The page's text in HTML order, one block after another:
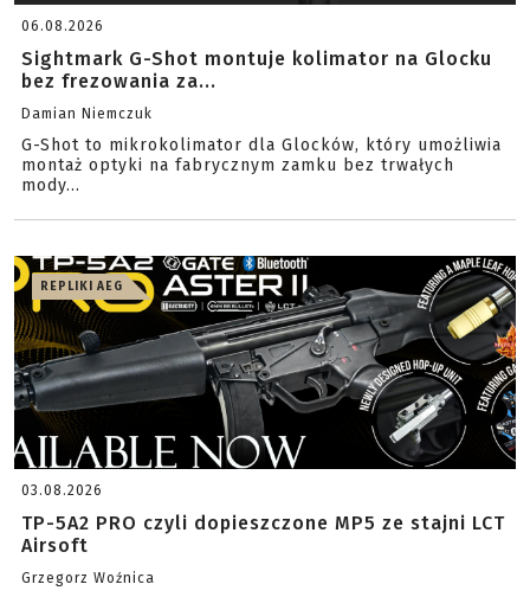
06.08.2026
Sightmark G-Shot montuje kolimator na Glocku
bez frezowania za...
Damian Niemczuk
G-Shot to mikrokolimator dla Glocków, który umożliwia
montaż optyki na fabrycznym zamku bez trwałych
mody...
REPLIKI AEG
03.08.2026
TP-5A2 PRO czyli dopieszczone MP5 ze stajni LCT
Airsoft
Grzegorz Woźnica